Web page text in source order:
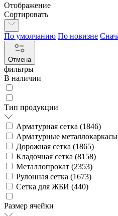
Отображение
Сортировать
По умолчанию По новизне
Отмена
фильтры
В наличии
Тип продукции
Арматурная сетка (1846)
Арматурные
Дорожная сетка (1865)
Кладочная сетка (8158)
Металлопрокат (2353)
Рулонная сетка (1673)
Сетка для ЖБИ (440)
Размер ячейки